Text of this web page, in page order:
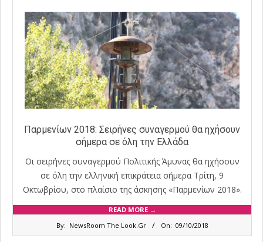
Παρμενίων 2018: Σειρήνες συναγερμού θα ηχήσουν
σήμερα σε όλη την Ελλάδα
Οι σειρήνες συναγερμού Πολιτικής Άμυνας θα ηχήσουν
σε όλη την ελληνική επικράτεια σήμερα Τρίτη, 9
Οκτωβρίου, στο πλαίσιο της άσκησης «Παρμενίων 2018».
READ MORE →
By: NewsRoom The Look.Gr On: 09/10/2018